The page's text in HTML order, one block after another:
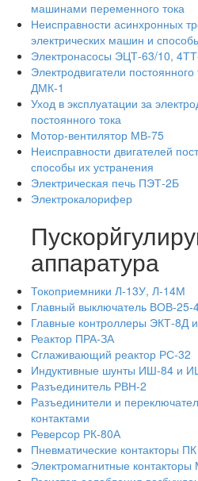
машинами переменного тока
Неисправности асинхронных
электрических машин и
Электронасосы ЭЦТ-63/10,
Электродвигатели
ДМК-1
Уход в эксплуатации за
постоянного тока
Мотор-вентилятор МВ-75
Неисправности двигателей
способы их устранения
Электрическая печь ПЭТ-2Б
Электрокалорифер
аппаратура
Токоприемники Л-13У, Л-14М
Главный выключатель ВОВ-
Главные контроллеры ЭКТ-8Д
Реактор ПРА-ЗА
Сглаживающий реактор РС-32
Индуктивные шунты ИШ-84 и
Разъединитель РВН-2
Разъединители и
контактами
Реверсор РК-80А
Пневматические контакторы ПК
Электромагнитные